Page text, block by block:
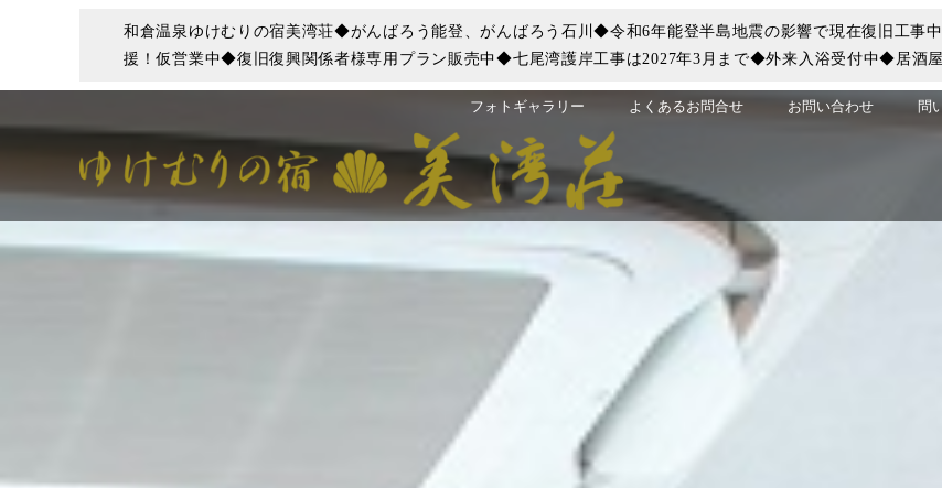
和倉温泉ゆけむりの宿美湾荘◆がんばろう能登、がんばろう石川◆令和6年能登半島地震の影響で現在復旧工
援！仮営業中◆復旧復興関係者様専用プラン販売中◆七尾湾護岸工事は2027年3月まで◆外来入浴受付中◆居酒
フォトギャラリー よくあるお問合せ お問い合わせ 問